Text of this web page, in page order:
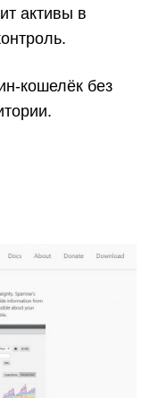
активы в
кошелёк без